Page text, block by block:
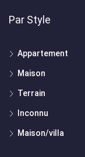
Par Style
Appartement
Maison
Terrain
Inconnu
Maison/villa